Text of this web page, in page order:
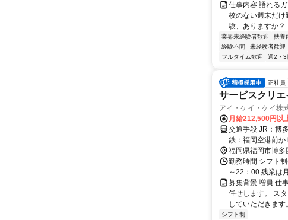
仕事内容 語れる
校のない週末だ
験、ありますか？
業界未経験者歓迎 扶養
経験不問
未経験者歓迎
フルタイム歓迎
週2・3
正社員
サービスクリ
アイ・ケイ・ケイ株
月給212,500円以
交通手段 JR：博
鉄：福岡空港前からバスで22分 受動喫煙対策
幹線「博多駅」
福岡県福岡市博多
勤務時間 シフト
～22：00 残業は
募集背景 増員 仕
任せします。 ス
していただきま
シフト制